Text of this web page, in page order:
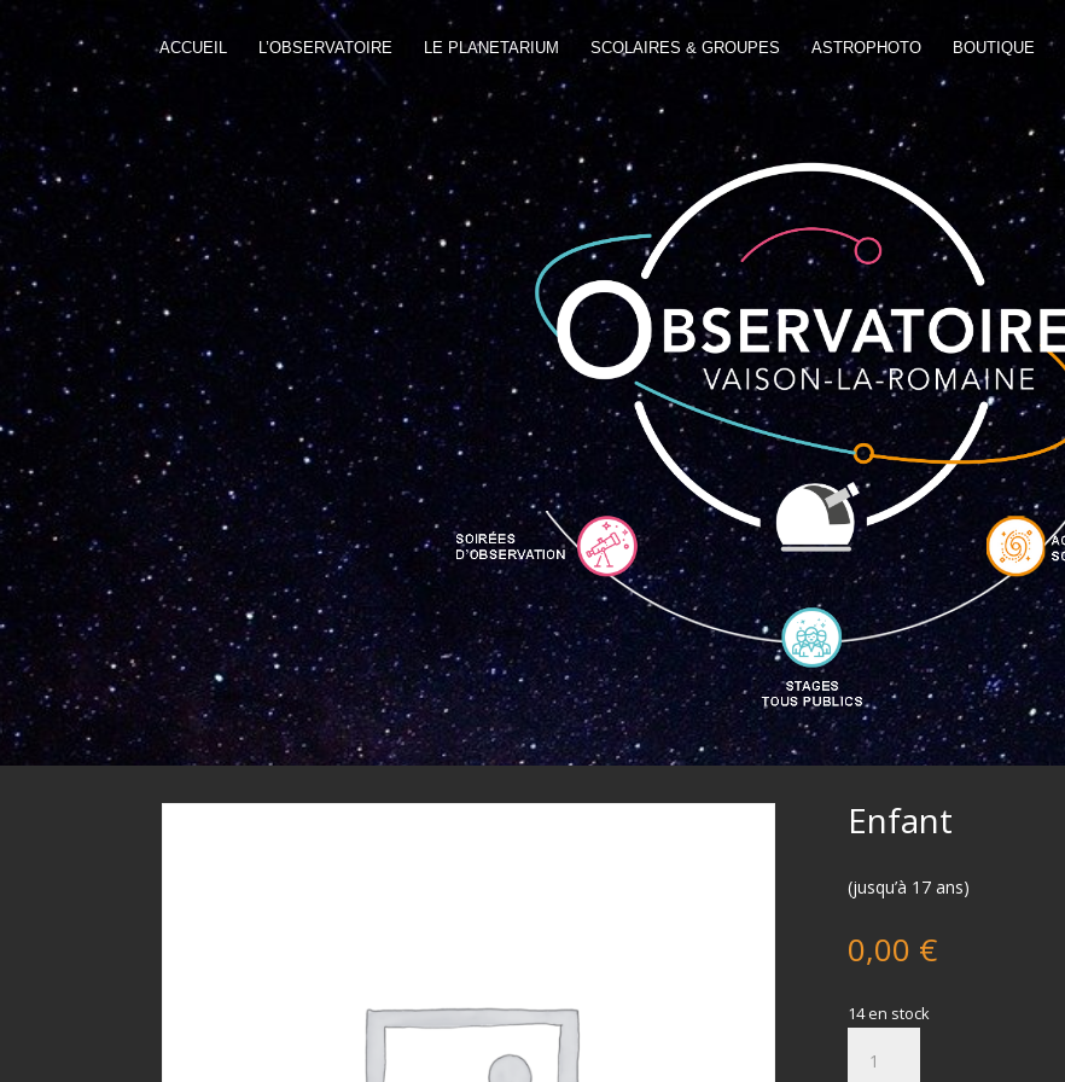
ACCUEIL L’OBSERVATOIRE LE PLANETARIUM SCOLAIRES & GROUPES ASTROPHOTO BOUTIQUE
Enfant
(jusqu’à 17 ans)
0,00 €
14 en stock